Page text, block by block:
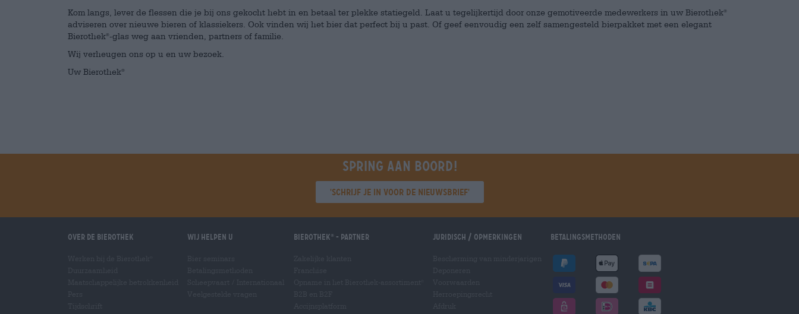
Kom langs, lever de flessen die je bij ons gekocht hebt in en betaal ter plekke statiegeld. Laat u tegelijkertijd door onze gemotiveerde medewerkers in uw Bierothek®
adviseren over nieuwe bieren of klassiekers. Ook vinden wij het bier dat perfect bij u past. Of geef eenvoudig een zelf samengesteld bierpakket met een elegant
Bierothek® -glas weg aan vrienden, partners of familie.
Wij verheugen ons op u en uw bezoek.
Uw Bierothek®
Spring aan boord!
'Schrijf je in voor de nieuwsbrief'
Over de Bierothek Wij helpen u Bierothek - Partner Juridisch / Opmerkingen Betalingsmethoden